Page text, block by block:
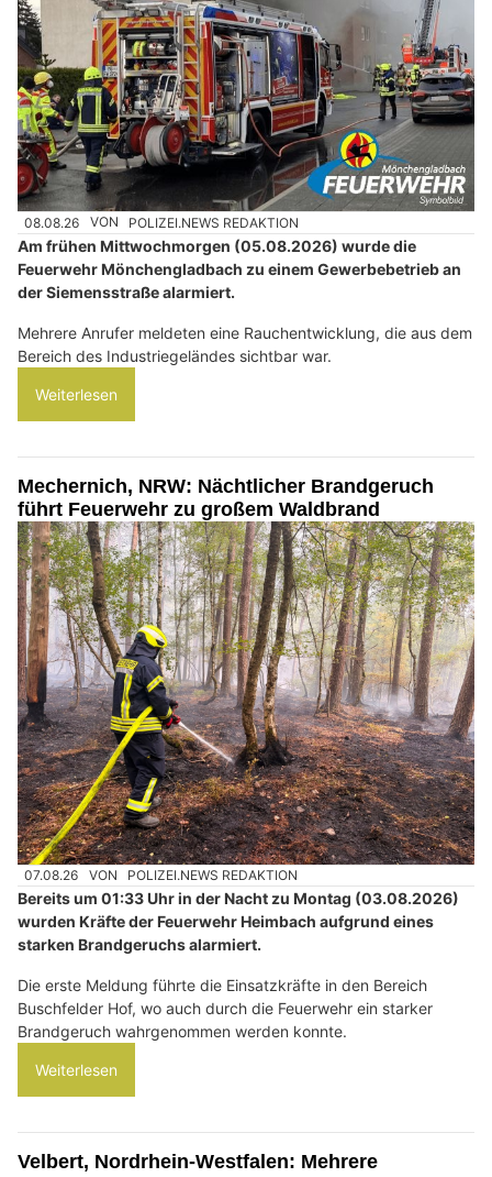
08.08.26 VON POLIZEI.NEWS REDAKTION
Am frühen Mittwochmorgen (05.08.2026) wurde die
Feuerwehr Mönchengladbach zu einem Gewerbebetrieb an
der Siemensstraße alarmiert.
Mehrere Anrufer meldeten eine Rauchentwicklung, die aus dem
Bereich des Industriegeländes sichtbar war.
Weiterlesen
Mechernich, NRW: Nächtlicher Brandgeruch
führt Feuerwehr zu großem Waldbrand
07.08.26 VON POLIZEI.NEWS REDAKTION
Bereits um 01:33 Uhr in der Nacht zu Montag (03.08.2026)
wurden Kräfte der Feuerwehr Heimbach aufgrund eines
starken Brandgeruchs alarmiert.
Die erste Meldung führte die Einsatzkräfte in den Bereich
Buschfelder Hof, wo auch durch die Feuerwehr ein starker
Brandgeruch wahrgenommen werden konnte.
Weiterlesen
Velbert, Nordrhein-Westfalen: Mehrere